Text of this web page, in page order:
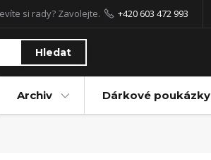
Hledat
si rady? Zavolejte. +420 603 472 993
Archiv Dárkové poukázky